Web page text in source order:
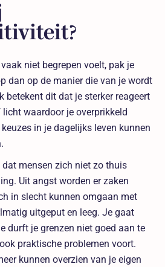
niet begrepen voelt, pak je
dan op de manier die van je wordt
betekent dit dat je sterker reageert
waardoor je overprikkeld
in je dagelijks leven kunnen
mensen zich niet zo thuis
Uit angst worden er zaken
in slecht kunnen omgaan met
uitgeput en leeg. Je gaat
durft je grenzen niet goed aan te
praktische problemen voort.
kunnen overzien van je eigen